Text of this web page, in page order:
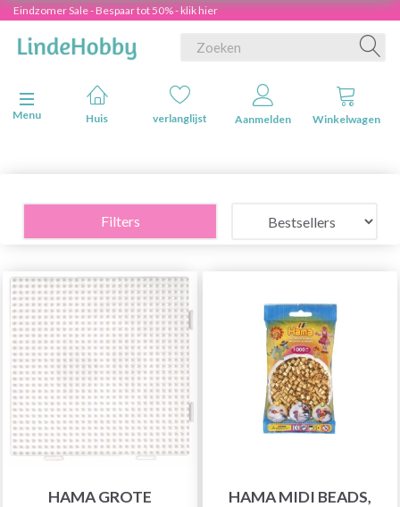
Eindzomer Sale - Bespaar tot 50% - klik hier
Navigatie in-/uitschakelen
Menu
Huis verlanglijst Aanmelden Winkelwagen
Filters
HAMA GROTE
HAMA MIDI BEADS,